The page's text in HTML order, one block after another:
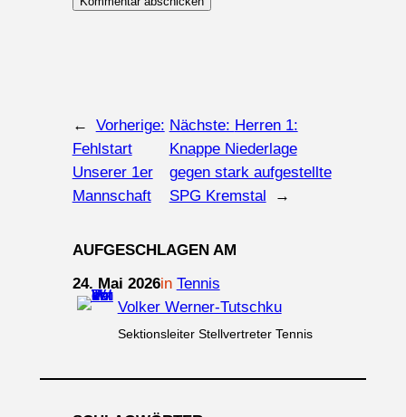
←
Vorherige:
Fehlstart
Unserer 1er
Mannschaft
Nächste: Herren 1:
Knappe Niederlage
gegen stark aufgestellte
SPG Kremstal
→
AUFGESCHLAGEN AM
24. Mai 2026in Tennis
Volker Werner-Tutschku
Sektionsleiter Stellvertreter Tennis